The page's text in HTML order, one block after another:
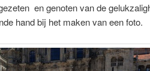
en genoten van de
hand bij het maken van een foto.